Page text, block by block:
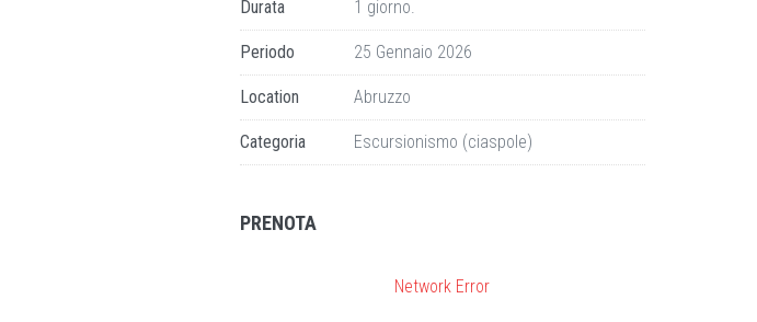
Durata 1 giorno.
Periodo 25 Gennaio 2026
Location Abruzzo
Categoria Escursionismo (ciaspole)
PRENOTA
Network Error